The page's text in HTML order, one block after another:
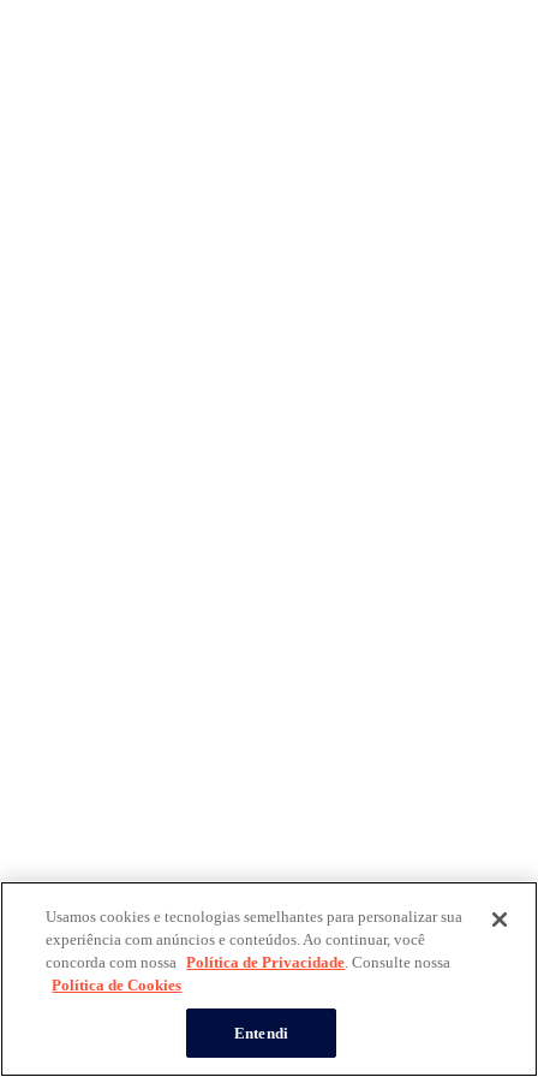
Usamos cookies e tecnologias semelhantes para personalizar sua
experiência com anúncios e conteúdos. Ao continuar, você
concorda com nossa Política de Privacidade. Consulte nossa
Política de Cookies
Entendi